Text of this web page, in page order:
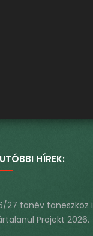
HÍREK:
27 tanév taneszköz
Projekt 2026.